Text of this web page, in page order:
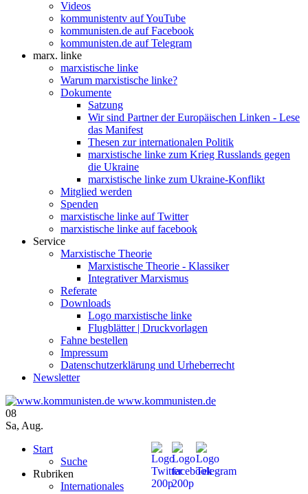
Videos
kommunistentv auf YouTube
kommunisten.de auf Facebook
kommunisten.de auf Telegram
marx. linke
marxistische linke
Warum marxistische linke?
Dokumente
Satzung
Wir sind Partner der Europäischen Linken - Lese
das Manifest
Thesen zur internationalen Politik
marxistische linke zum Krieg Russlands gegen
die Ukraine
marxistische linke zum Ukraine-Konflikt
Mitglied werden
Spenden
marxistische linke auf Twitter
marxistische linke auf facebook
Service
Marxistische Theorie
Marxistische Theorie - Klassiker
Integrativer Marxismus
Referate
Downloads
Logo marxistische linke
Flugblätter | Druckvorlagen
Fahne bestellen
Impressum
Datenschutzerklärung und Urheberrecht
Newsletter
www.kommunisten.de
08
Sa, Aug.
Start
Suche
Rubriken
Internationales